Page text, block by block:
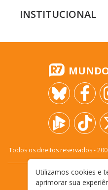
INSTITUCIONAL
Todos os direitos reservados -
FALE
Utilizamos cookies e
aprimorar sua